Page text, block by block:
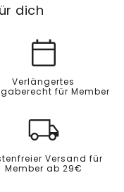
dich
Verlängertes
für Member
Versand für
Member ab 29€